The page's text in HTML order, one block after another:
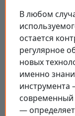
В любом
остается
регулярное
новых
именно
инструмента
современный
— определяет